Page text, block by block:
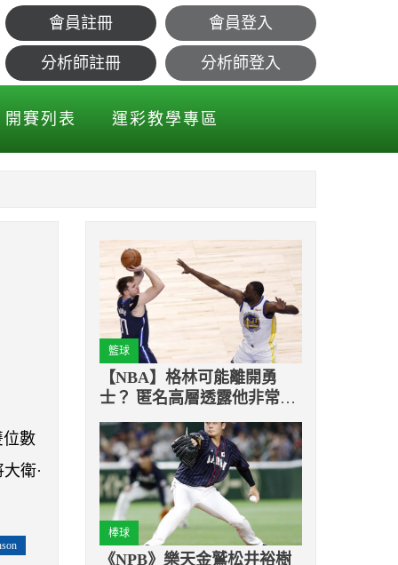
首位
會員註冊 會員登入
分析師註冊 分析師登入
開賽列表 運彩教學專區
位數
衛·
籃球
【NBA】格林可能離開勇
士？ 匿名高層透露他非常想
和「這位」球星合體
棒球
《NPB》樂天金鷲松井裕樹